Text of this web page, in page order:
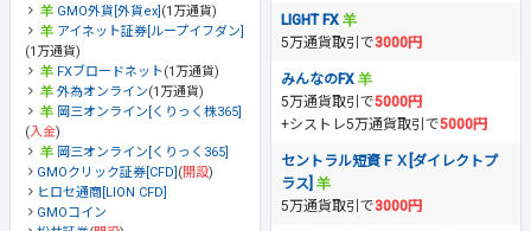
GMO外貨[外貨ex] (1万通貨)
アイネット証券[ループイフダン]
(1万通貨)
FXブロードネット(1万通貨)
外為オンライン(1万通貨)
岡三オンライン[くりっく株365]
(入金)
岡三オンライン[くりっく365]
GMOクリック証券[CFD] (開設)
ヒロセ通商[LION CFD]
GMOコイン
LIGHT FX
5万通貨取引で3000円
みんなのFX
5万通貨取引で5000円
+シストレ5万通貨取引で5000円
セントラル短資ＦＸ[ダイレクトプ
ラス]
5万通貨取引で3000円